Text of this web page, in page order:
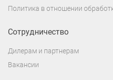
Политика в отношении
Сотрудничество
Дилерам и партнерам
Вакансии